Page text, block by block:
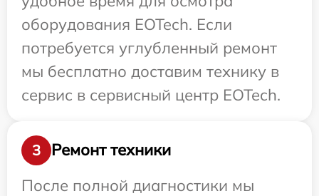
оборудования EOTech. Если
потребуется углубленный ремонт
мы бесплатно доставим технику в
сервис в сервисный центр EOTech.
3
Ремонт техники
После полной диагностики мы